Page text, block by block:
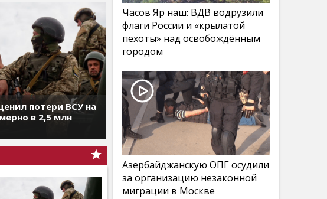
потери ВСУ на
в 2,5 млн
Часов Яр наш: ВДВ водрузили
флаги России и «крылатой
пехоты» над освобождённым
городом
Азербайджанскую ОПГ осудили
за организацию незаконной
миграции в Москве